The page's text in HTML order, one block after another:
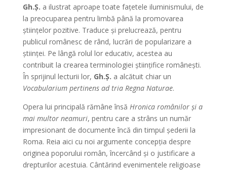
Gh.Ş. a ilustrat aproape toate faţetele iluminismului, de
la preocuparea pentru limbă până la promovarea
ştiinţelor pozitive. Traduce şi prelucrează, pentru
publicul românesc de rând, lucrări de popularizare a
ştiinţei. Pe lângă rolul lor educativ, acestea au
contribuit la crearea terminologiei ştiinţifice româneşti.
În sprijinul lecturii lor, Gh.Ş. a alcătuit chiar un
Vocabularium pertinens ad tria Regna Naturae.
Opera lui principală rămâne însă Hronica românilor şi a
mai multor neamuri, pentru care a strâns un număr
impresionant de documente încă din timpul şederii la
Roma. Reia aici cu noi argumente concepţia despre
originea poporului român, încercând şi o justificare a
drepturilor acestuia. Cântărind evenimentele religioase